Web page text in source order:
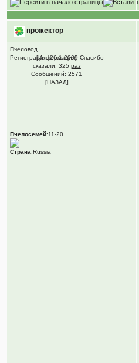
прожектор
Пчеловод
[Информация]
Регистрация: 26.1.2009 Спасибо
сказали: 325 раз
Сообщений: 2571
[НАЗАД]
Пчелосемей:11-20
Страна:Russia